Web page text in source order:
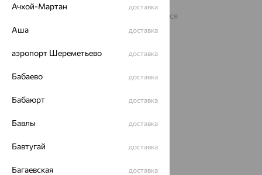
Архив акций Архив изделий Карта сайта
На информационном ресурсе применяются
Политика конфеденциальности
Ачхой-Мартан доставка
Аша доставка
аэропорт Шереметьево доставка
Бабаево доставка
Бабаюрт доставка
Бавлы доставка
Бавтугай доставка
Багаевская доставка